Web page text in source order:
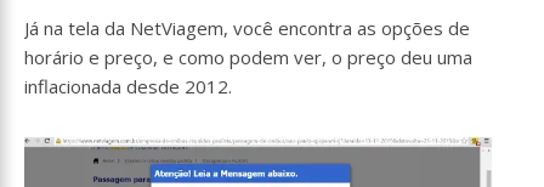
Já na tela da NetViagem, você encontra as opções de
horário e preço, e como podem ver, o preço deu uma
inflacionada desde 2012.